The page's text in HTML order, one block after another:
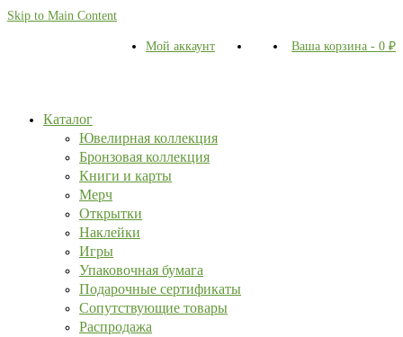
Skip to Main Content
Мой аккаунт Ваша корзина - 0 ₽
Каталог
Ювелирная коллекция
Бронзовая коллекция
Книги и карты
Мерч
Открытки
Наклейки
Игры
Упаковочная бумага
Подарочные сертификаты
Сопутствующие товары
Распродажа